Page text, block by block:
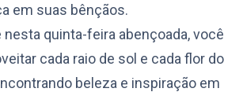
em suas bênçãos.
quinta-feira abençoada, você
cada raio de sol e cada flor do
beleza e inspiração em